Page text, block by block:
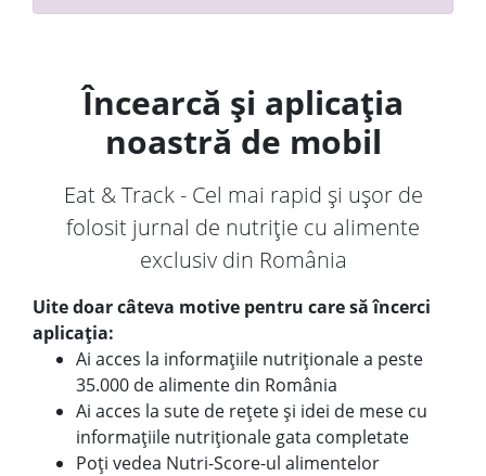
Încearcă și aplicația
noastră de mobil
Eat & Track - Cel mai rapid și ușor de
folosit jurnal de nutriție cu alimente
exclusiv din România
Uite doar câteva motive pentru care să încerci
aplicația:
Ai acces la informațiile nutriționale a peste
35.000 de alimente din România
Ai acces la sute de rețete și idei de mese cu
informațiile nutriționale gata completate
Poți vedea Nutri-Score-ul alimentelor